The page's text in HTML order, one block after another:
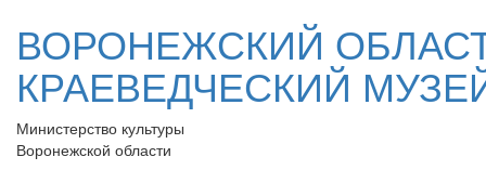
ВОРОНЕЖСКИЙ
КРАЕВЕДЧЕСКИЙ
Министерство культуры
Воронежской области